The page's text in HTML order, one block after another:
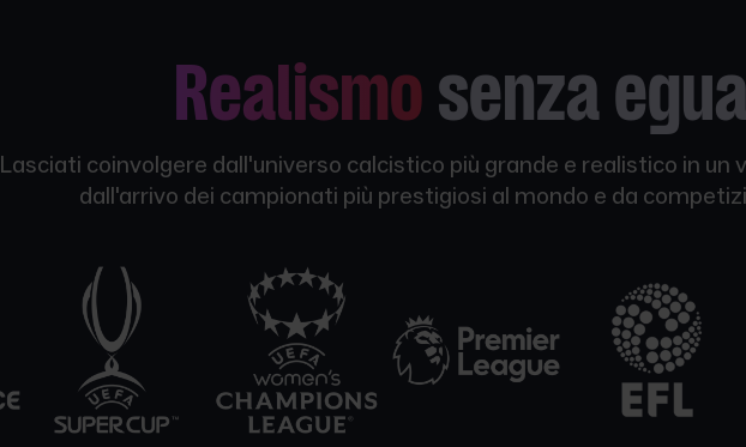
Realismo senza
Lasciati coinvolgere dall'universo calcistico più grande e realistico in un
dall'arrivo dei campionati più prestigiosi al mondo e da